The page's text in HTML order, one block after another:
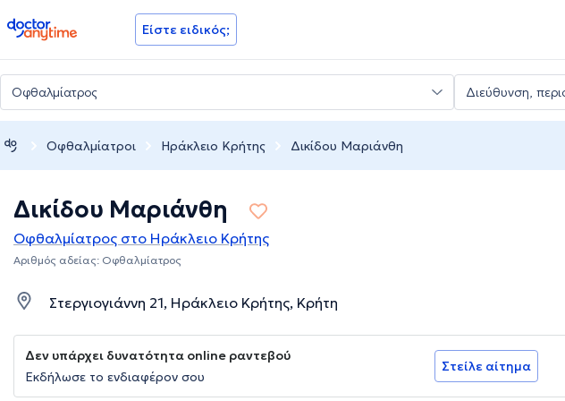
doctoranytime Είστε ειδικός;
Οφθαλμίατροι Ηράκλειο Κρήτης Δικίδου Μαριάνθη
Δικίδου Μαριάνθη
Οφθαλμίατρος στο Ηράκλειο Κρήτης
Αριθμός αδείας: Οφθαλμίατρος
Στεργιογιάννη 21, Ηράκλειο Κρήτης, Κρήτη
Δεν υπάρχει δυνατότητα online ραντεβού
Εκδήλωσε το ενδιαφέρον σου
Στείλε αίτημα